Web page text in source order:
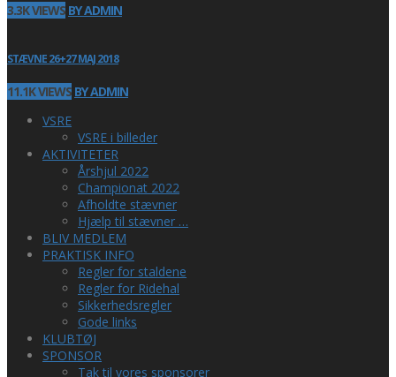
3.3K VIEWS BY ADMIN
STÆVNE 26+27 MAJ 2018
11.1K VIEWS BY ADMIN
VSRE
VSRE i billeder
AKTIVITETER
Årshjul 2022
Championat 2022
Afholdte stævner
Hjælp til stævner …
BLIV MEDLEM
PRAKTISK INFO
Regler for staldene
Regler for Ridehal
Sikkerhedsregler
Gode links
KLUBTØJ
SPONSOR
Tak til vores sponsorer